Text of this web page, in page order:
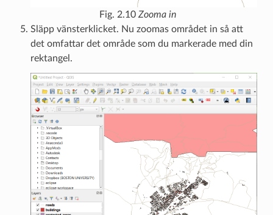
Fig. 2.10 Zooma in
Släpp vänsterklicket. Nu zoomas området in så att
det omfattar det område som du markerade med din
rektangel.